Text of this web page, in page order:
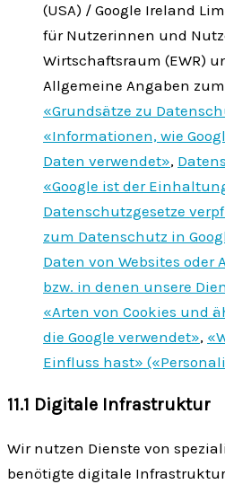
(USA) / Google Ireland
für Nutzerinnen und
Wirtschafts­raum (EWR)
Allgemeine Angaben
«Grundsätze zu
«Informationen, wie
Daten verwendet»,
«Google ist der
Datenschutz­gesetze
zum Daten­schutz in
Daten von Websites oder
bzw. in denen unsere
«Arten von Cookies und
die Google verwendet»,
Einfluss hast»
11.1 Digitale Infrastruktur
Wir nutzen Dienste von
benötigte digitale